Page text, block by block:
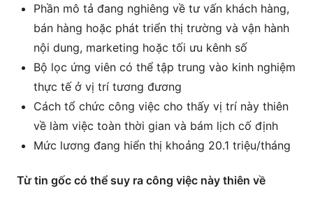
Phần mô tả đang nghiêng về tư vấn khách hàng,
bán hàng hoặc phát triển thị trường và vận hành
nội dung, marketing hoặc tối ưu kênh số
Bộ lọc ứng viên có thể tập trung vào kinh nghiệm
thực tế ở vị trí tương đương
Cách tổ chức công việc cho thấy vị trí này thiên
về làm việc toàn thời gian và bám lịch cố định
Mức lương đang hiển thị khoảng 20.1 triệu/tháng
Từ tin gốc có thể suy ra công việc này thiên về